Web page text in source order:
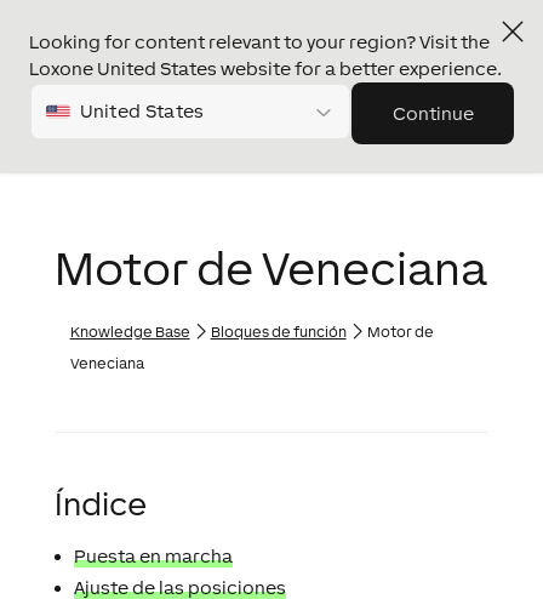
Looking for content relevant to your region? Visit the
Loxone United States website for a better experience.
United States Continue
Motor de Veneciana
Knowledge Base Bloques de función
Motor de
Veneciana
Índice
Puesta en marcha
Ajuste de las posiciones